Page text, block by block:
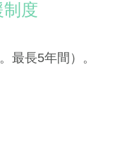
度
最長5年間）。